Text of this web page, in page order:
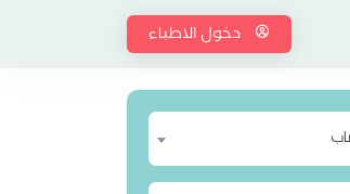
دخول الاطباء